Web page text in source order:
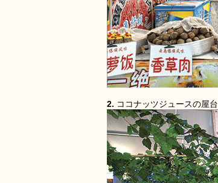
2. ココナッツジュースの屋台